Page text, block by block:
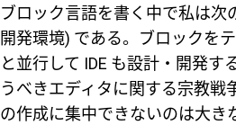
ブロック言語を書く中で私は次
開発環境) である。ブロックを
と並行して IDE も設計・開発
うべきエディタに関する宗教
の作成に集中できないのは大き